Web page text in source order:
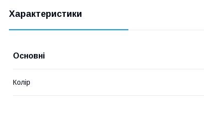
Характеристики
Основні
Колір